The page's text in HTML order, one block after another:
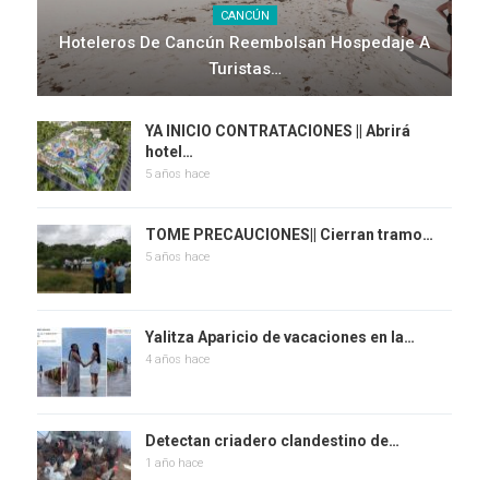
CANCÚN
Hoteleros De Cancún Reembolsan Hospedaje A
Turistas…
YA INICIO CONTRATACIONES || Abrirá
hotel…
5 años hace
TOME PRECAUCIONES|| Cierran tramo…
5 años hace
Yalitza Aparicio de vacaciones en la…
4 años hace
Detectan criadero clandestino de…
1 año hace